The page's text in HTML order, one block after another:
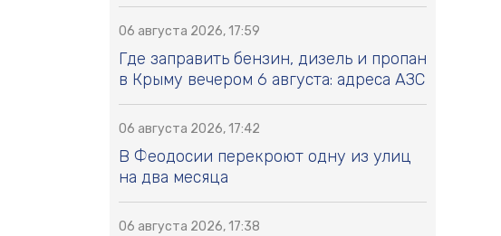
06 августа 2026, 17:59
Где заправить бензин, дизель и пропан
в Крыму вечером 6 августа: адреса АЗС
06 августа 2026, 17:42
В Феодосии перекроют одну из улиц
на два месяца
06 августа 2026, 17:38